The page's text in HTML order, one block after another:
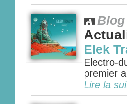
Blog
Elek
Electro-
premier
Lire la